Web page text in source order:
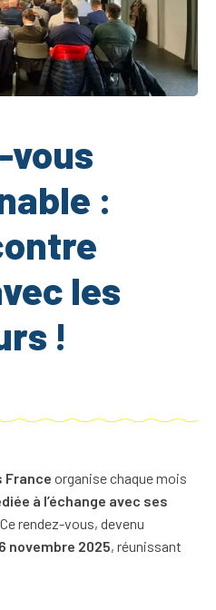
vous
:
les
!
France organise chaque mois
à l’échange avec ses
. Ce rendez-vous, devenu
6 novembre 2025, réunissant